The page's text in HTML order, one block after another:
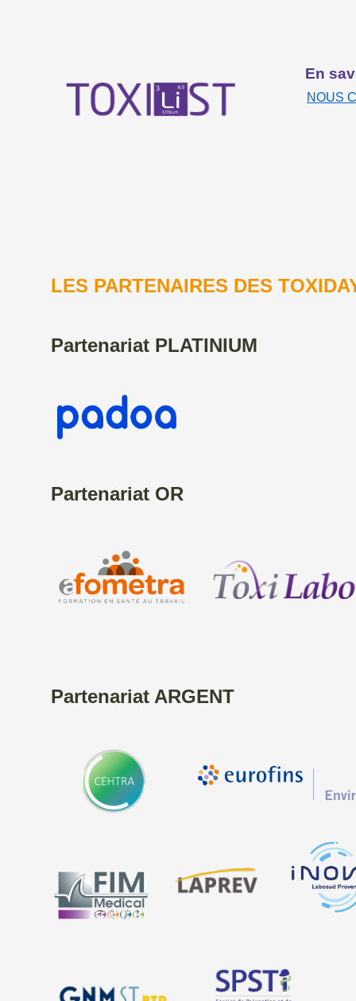
En savoir
NOUS
LES PARTENAIRES DES
Partenariat PLATINIUM
Partenariat OR
Partenariat ARGENT